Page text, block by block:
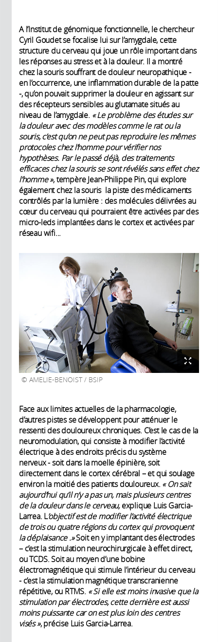
A l’Institut de génomique fonctionnelle, le chercheur
Cyril Goudet se focalise lui sur l’amygdale, cette
structure du cerveau qui joue un rôle important dans
les réponses au stress et à la douleur. Il a montré
chez la souris souffrant de douleur neuropathique -
en l’occurrence, une inflammation durable de la patte
-, qu’on pouvait supprimer la douleur en agissant sur
des récepteurs sensibles au glutamate situés au
niveau de l’amygdale. « Le problème des études sur
la douleur avec des modèles comme le rat ou la
souris, c’est qu’on ne peut pas reproduire les mêmes
protocoles chez l’homme pour vérifier nos
hypothèses. Par le passé déjà, des traitements
efficaces chez la souris se sont révélés sans effet chez
l’homme », tempère Jean-Philippe Pin, qui explore
également chez la souris la piste des médicaments
contrôlés par la lumière : des molécules délivrées au
cœur du cerveau qui pourraient être activées par des
micro-leds implantées dans le cortex et activées par
réseau wifi...
AMELIE-BENOIST / BSIP
Face aux limites actuelles de la pharmacologie,
d’autres pistes se développent pour atténuer le
ressenti des douloureux chroniques. C’est le cas de la
neuromodulation, qui consiste à modifier l’activité
électrique à des endroits précis du système
nerveux - soit dans la moelle épinière, soit
directement dans le cortex cérébral – et qui soulage
environ la moitié des patients douloureux. « On sait
aujourd’hui qu’il n’y a pas un, mais plusieurs centres
de la douleur dans le cerveau,explique Luis Garcia-
Larrea. L’objectif est de modifier l’activité électrique
de trois ou quatre régions du cortex qui provoquent
la déplaisance .»Soit en y implantant des électrodes
– c’est la stimulation neurochirurgicale à effet direct,
ou TCDS. Soit au moyen d’une bobine
électromagnétique qui stimule l’intérieur du cerveau
- c’est la stimulation magnétique transcranienne
répétitive, ou RTMS. « Si elle est moins invasive que la
stimulation par électrodes, cette dernière est aussi
moins puissante car on est plus loin des centres
visés », précise Luis Garcia-Larrea.